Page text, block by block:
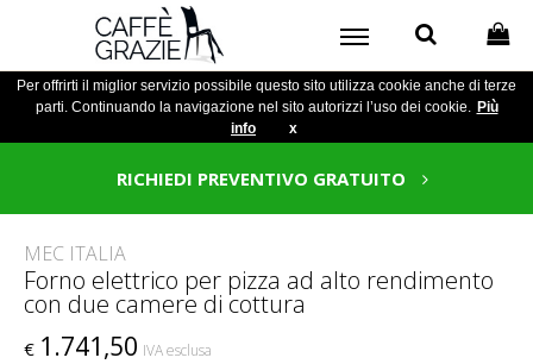
Per offrirti il miglior servizio possibile questo sito utilizza cookie anche di terze
parti. Continuando la navigazione nel sito autorizzi l’uso dei cookie. Più
info
x
RICHIEDI PREVENTIVO GRATUITO
MEC ITALIA
Forno elettrico per pizza ad alto rendimento
con due camere di cottura
€ 1.741,50 IVA esclusa